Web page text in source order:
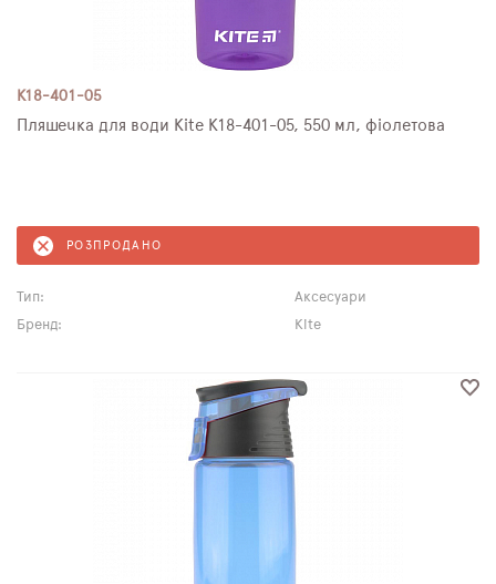
K18-401-05
Пляшечка для води Kite K18-401-05, 550 мл, фіолетова
РОЗПРОДАНО
Тип:
Аксесуари
Бренд:
Kite